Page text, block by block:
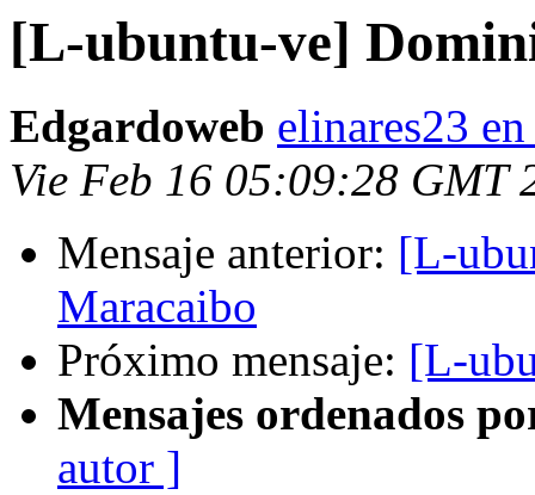
[L-ubuntu-ve]
Edgardoweb elinares23
Vie Feb 16 05:09:28 GMT
Mensaje anterior: [L-
Maracaibo
Próximo mensaje: [L-
Mensajes ordenados
autor ]